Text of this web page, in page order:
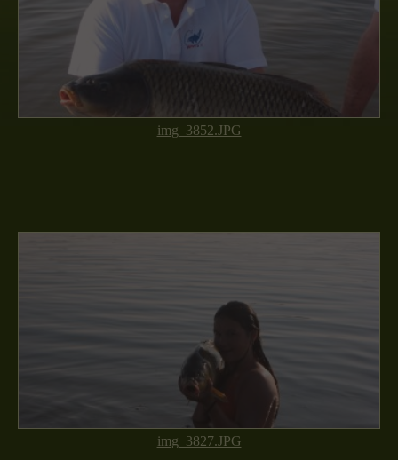
img_3852.JPG
img_3827.JPG